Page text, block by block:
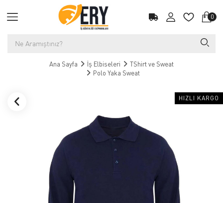
0
Ana Sayfa İş Elbiseleri
TShirt ve Sweat
Polo Yaka Sweat
HIZLI KARGO